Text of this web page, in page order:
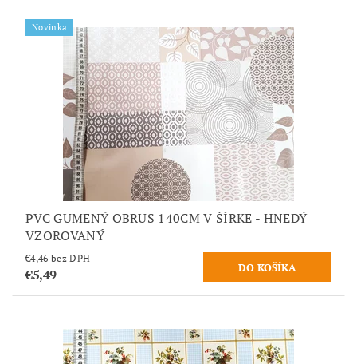
Novinka
PVC GUMENÝ OBRUS 140CM V ŠÍRKE - HNEDÝ
VZOROVANÝ
€4,46 bez DPH
€5,49